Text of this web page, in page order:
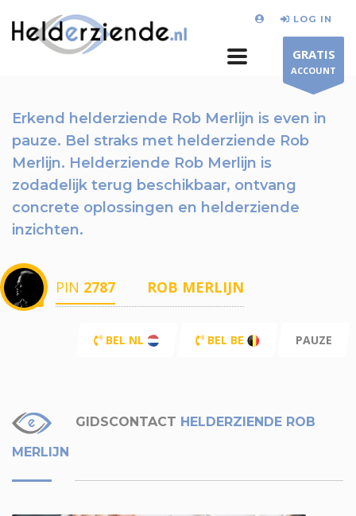
LOG IN
GRATIS
ACCOUNT
Erkend helderziende Rob Merlijn is even in
pauze. Bel straks met helderziende Rob
Merlijn. Helderziende Rob Merlijn is
zodadelijk terug beschikbaar, ontvang
concrete oplossingen en helderziende
inzichten.
PIN 2787 ROB MERLIJN
BEL NL BEL BE PAUZE
GIDSCONTACT HELDERZIENDE ROB
MERLIJN